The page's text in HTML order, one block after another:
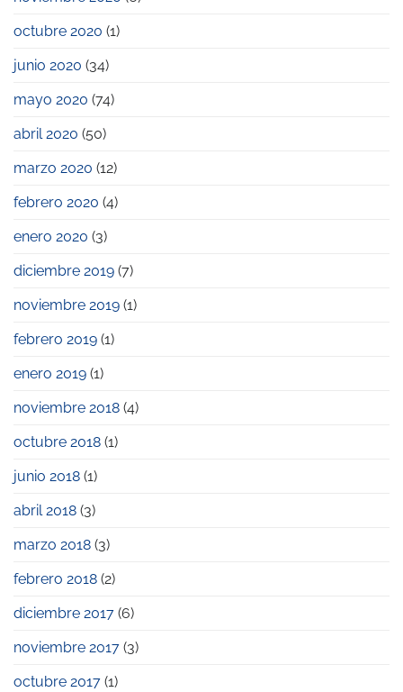
octubre 2020 (1)
junio 2020 (34)
mayo 2020 (74)
abril 2020 (50)
marzo 2020 (12)
febrero 2020 (4)
enero 2020 (3)
diciembre 2019 (7)
noviembre 2019 (1)
febrero 2019 (1)
enero 2019 (1)
noviembre 2018 (4)
octubre 2018 (1)
junio 2018 (1)
abril 2018 (3)
marzo 2018 (3)
febrero 2018 (2)
diciembre 2017 (6)
noviembre 2017 (3)
octubre 2017 (1)